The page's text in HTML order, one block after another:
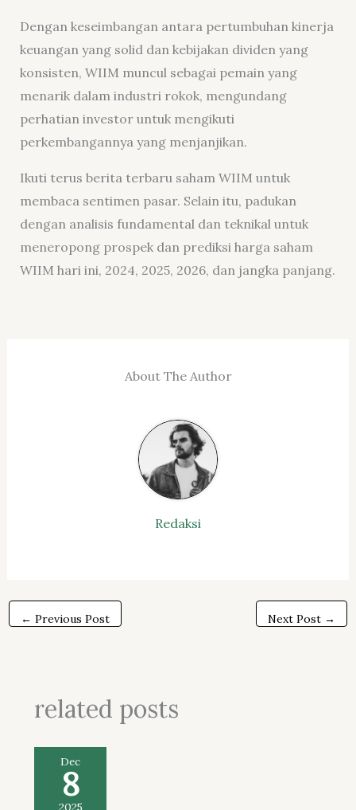
Dengan keseimbangan antara pertumbuhan kinerja
keuangan yang solid dan kebijakan dividen yang
konsisten, WIIM muncul sebagai pemain yang
menarik dalam industri rokok, mengundang
perhatian investor untuk mengikuti
perkembangannya yang menjanjikan.
Ikuti terus berita terbaru saham WIIM untuk
membaca sentimen pasar. Selain itu, padukan
dengan analisis fundamental dan teknikal untuk
meneropong prospek dan prediksi harga saham
WIIM hari ini, 2024, 2025, 2026, dan jangka panjang.
About The Author
Redaksi
← Previous Post Next Post →
related posts
Dec
8
2025